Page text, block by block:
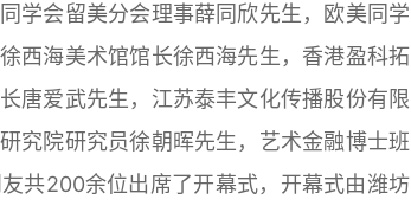
学会留美分会理事薛同欣先生，欧美同学
西海美术馆馆长徐西海先生，香港盈科拓
唐爱武先生， 江苏泰丰文化传播股份有限
究院研究员徐朝晖先生，艺术金融博士班
共200余位出席了开幕式，开幕式由潍坊